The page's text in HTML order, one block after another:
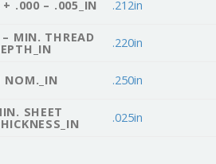
+ .000 – .005_IN .212in
– MIN. THREAD .220in
NOM._IN .250in
SHEET .025in